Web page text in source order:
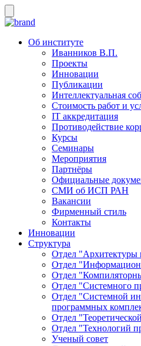
Об институте
Иванников В.П.
Проекты
Инновации
Публикации
Интеллектуальная
Стоимость работ и
IT аккредитация
Противодействие
Курсы
Семинары
Мероприятия
Партнёры
Официальные
СМИ об ИСП РАН
Вакансии
Фирменный стиль
Контакты
Инновации
Структура
Отдел "Архитектуры
Отдел
Отдел
Отдел "Системного
Отдел "Системной
программных
Отдел
Отдел "Технологий
Ученый совет